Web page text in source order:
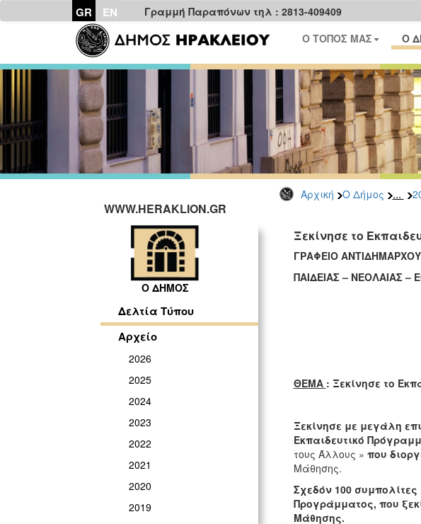
GR EN Γραμμή Παραπόνων τηλ : 2813-409409
Ο ΤΟΠΟΣ ΜΑΣ Ο
Αρχική Ο Δήμος ...
WWW.HERAKLION.GR
Ο ΔΗΜΟΣ
Δελτία Τύπου
Αρχείο
2026
2025
2024
2023
2022
2021
2020
2019
Ξεκίνησε το
ΓΡΑΦΕΙΟ ΑΝΤΙΔΗΜΑΡΧΟΥ
ΠΑΙΔΕΙΑΣ – ΝΕΟΛΑΙΑΣ –
ΘΕΜΑ : Ξεκίνησε το
Ξεκίνησε με μεγάλη
Εκπαιδευτικό
τους Άλλους » που
Μάθησης.
Σχεδόν 100
Προγράμματος, που
Μάθησης.